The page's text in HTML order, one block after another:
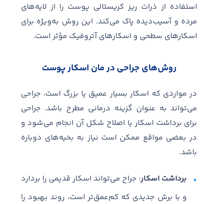
استفاده از ذرات ریز کریستالی پوست را از لایه‌های
مرده و آسیب‌دیده پاک می‌کند. این روش به‌ویژه برای
اسکارهای سطحی و اسکارهای آتروفیک مؤثر است.
روش‌های جراحی در مان اسکار پوست
در مواردی که اسکار بسیار عمیق یا بزرگ است، جراحی
می‌تواند به عنوان گزینه درمانی مطرح باشد. جراحی
برای برداشت اسکار یا اصلاح شکل آن انجام می‌شود و
در بعضی مواقع ممکن است نیاز به بخیه‌های دوباره
باشد.
برداشت اسکار: جراح می‌تواند اسکار قدیمی را بردارد
و با برش جدیدی که کم‌عمق‌تر است، روند بهبود را